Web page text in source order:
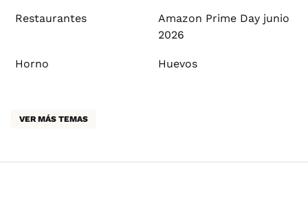
Restaurantes
Amazon Prime Day junio
2026
Horno Huevos
VER MÁS TEMAS